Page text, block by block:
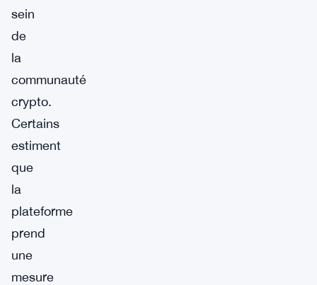
sein
de
la
communauté
crypto.
Certains
estiment
que
la
plateforme
prend
une
mesure